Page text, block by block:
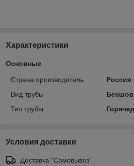
Характеристики
Основные
Страна производитель
Россия
Вид трубы
Тип трубы
Условия доставки
Доставка "Самовывоз"